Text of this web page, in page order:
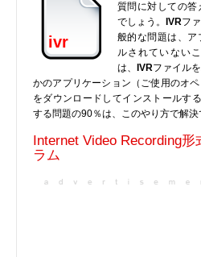
データベースファイル
ディスクイメージファイル
暗号化されたファイル
実行ファイル
フォントファイル
ゲームファイル
ivr
質問に対しての答
でしょう。
IVRフ
般的な問題は、ア
ルされていない
は、
IVRファイル
かのアプリケーション（ご使用のオ
をダウンロードしてインストールする
する問題の90％は、このやり方で解決
Internet Video Recording
ラム